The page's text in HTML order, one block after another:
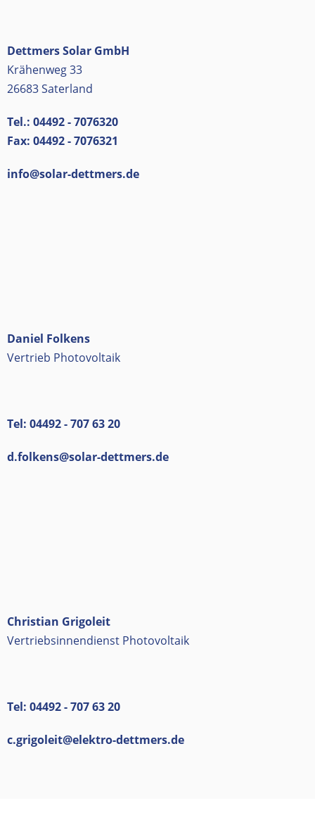
Dettmers Solar GmbH
Krähenweg 33
26683 Saterland
Tel.: 04492 - 7076320
Fax: 04492 - 7076321
info@solar-dettmers.de
Daniel Folkens
Vertrieb Photovoltaik
Tel: 04492 - 707 63 20
d.folkens@solar-dettmers.de
Christian Grigoleit
Vertriebsinnendienst Photovoltaik
Tel: 04492 - 707 63 20
c.grigoleit@elektro-dettmers.de